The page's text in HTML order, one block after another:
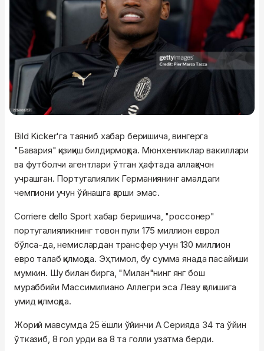
Bild Kicker'га таяниб хабар беришича, вингерга
"Бавария" қизиқиш билдирмоқда. Мюнхенликлар вакиллари
ва футболчи агентлари ўтган ҳафтада аллақачон
учрашган. Португалиялик Германиянинг амалдаги
чемпиони учун ўйнашга қарши эмас.
Corriere dello Sport хабар беришича, "россонер"
португалияликнинг товон пули 175 миллион еврол
бўлса-да, немислардан трансфер учун 130 миллион
евро талаб қилмоқда. Эҳтимол, бу сумма янада пасайиши
мумкин. Шу билан бирга, "Милан"нинг янг бош
мураббийи Массимилиано Аллегри эса Леау қолишига
умид қилмоқда.
Жорий мавсумда 25 ёшли ўйинчи А Серияда 34 та ўйин
ўтказиб, 8 гол урди ва 8 та голли узатма берди.